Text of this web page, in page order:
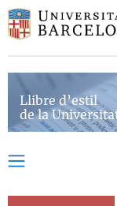
Llibre d’estil
de la